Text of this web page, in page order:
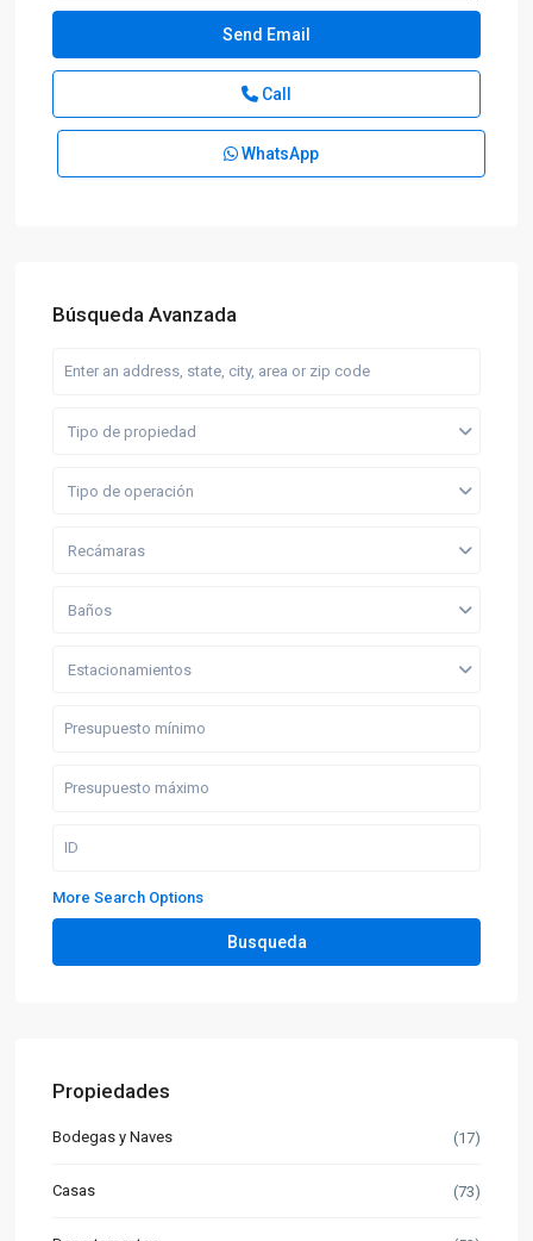
Call
WhatsApp
Búsqueda Avanzada
Tipo de propiedad
Tipo de operación
Recámaras
Baños
Estacionamientos
More Search Options
Busqueda
Propiedades
Bodegas y Naves (17)
Casas (73)